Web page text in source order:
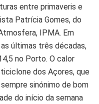
entre primaveris e
Patrícia Gomes, do
IPMA. Em
últimas três décadas,
no Porto. O calor
dos Açores, que
sinónimo de bom
do início da semana